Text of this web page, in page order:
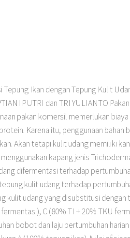
Tepung Ikan dengan Tepung Kulit
PUTRI dan TRI YULIANTO
pakan komersil memerlukan
Karena itu, penggunaan
Akan tetapi kulit udang memiliki
kapang jenis
difermentasi terhadap
kulit udang terhadap
kulit udang yang disubstitusi dengan
C (80% TI + 20% TKU
bobot dan laju pertumbuhan